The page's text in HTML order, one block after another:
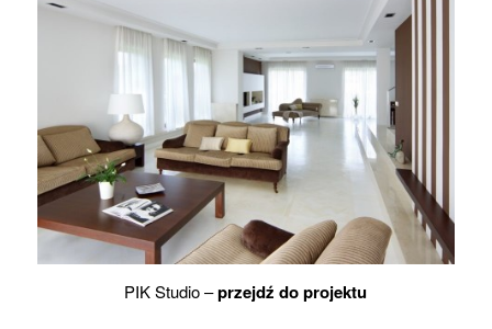
PIK Studio –przejdź do projektu